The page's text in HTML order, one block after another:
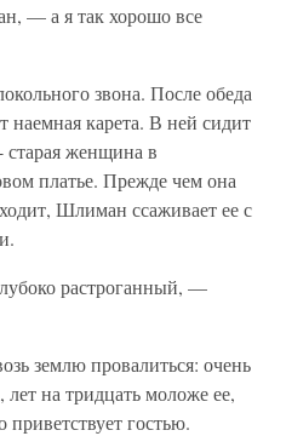
— а я так хорошо все
звона. После обеда
наемная карета. В ней сидит
старая женщина в
платье. Прежде чем она
Шлиман ссаживает ее с
растроганный, —
землю провалиться: очень
на тридцать моложе ее,
гостью.